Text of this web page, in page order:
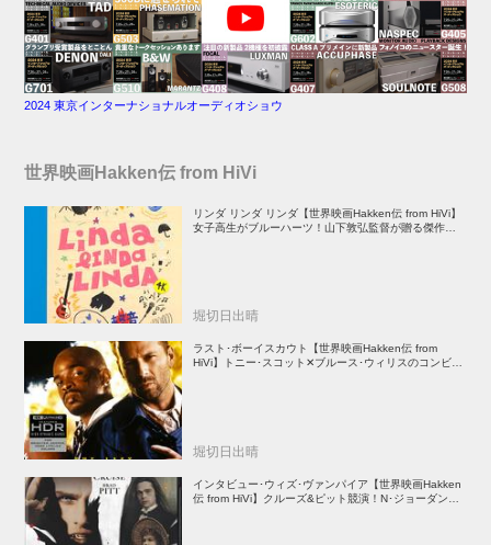
2024 東京インターナショナルオーディオショウ
世界映画Hakken伝 from HiVi
リンダ リンダ リンダ【世界映画Hakken伝 from HiVi】
女子高生がブルーハーツ！山下敦弘監督が贈る傑作青春
堀切日出晴
ラスト･ボーイスカウト【世界映画Hakken伝 from
HiVi】トニー･スコット✕ブルース･ウィリスのコンビが
堀切日出晴
インタビュー･ウィズ･ヴァンパイア【世界映画Hakken
伝 from HiVi】クルーズ&ピット競演！N･ジョーダン監